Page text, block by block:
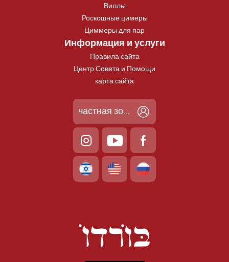
Виллы
Роскошные цимеры
Циммеры для пар
Информация и услуги
Правила сайта
Центр Совета и Помощи
карта сайта
частная зона